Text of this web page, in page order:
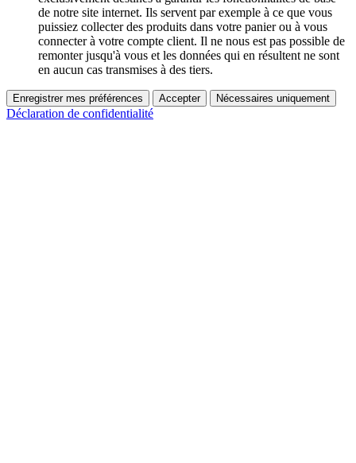
de notre site internet. Ils servent par exemple à ce que vous
puissiez collecter des produits dans votre panier ou à vous
connecter à votre compte client. Il ne nous est pas possible de
remonter jusqu'à vous et les données qui en résultent ne sont
en aucun cas transmises à des tiers.
Enregistrer mes préférences Accepter Nécessaires uniquement
Déclaration de confidentialité